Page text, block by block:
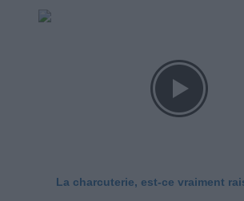
La charcuterie, est-ce vraiment